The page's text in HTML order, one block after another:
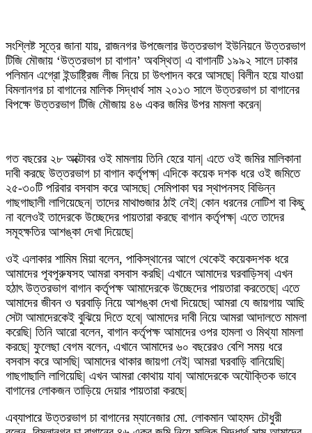
সংশ্লিষ্ট সূত্রে জানা যায়, রাজনগর উপজেলার উত্তরভাগ ইউনিয়নে উত্তরভাগ
টিজি মৌজায় ‘উত্তরভাগ চা বাগান’ অবস্থিত| এ বাগানটি ১৯৯২ সালে ঢাকার
পলিমান এগ্রো ইন্ডাষ্ট্রিজ লীজ নিয়ে চা উৎপাদন করে আসছে| বিলীন হয়ে যাওয়া
বিমলানগর চা বাগানের মালিক সিদ্ধার্থ সাম ২০১৩ সালে উত্তরভাগ চা বাগানের
বিপক্ষে উত্তরভাগ টিজি মৌজায় ৪৬ একর জমির উপর মামলা করেন|
গত বছরের ২৮ অক্টোবর ওই মামলায় তিনি হেরে যান| এতে ওই জমির মালিকানা
দাবী করছে উত্তরভাগ চা বাগান কর্তৃপক্ষ| এদিকে কয়েক দশক ধরে ওই জমিতে
২৫-৩০টি পরিবার বসবাস করে আসছে| সেমিপাকা ঘর স্থাপনসহ বিভিন্ন
গাছগাছালী লাগিয়েছেন| তাদের মাথাগুজার ঠাই নেই| কোন ধরনের নোটিশ বা কিছু
না বলেওই তাদেরকে উচ্ছেদের পায়তারা করছে বাগান কর্তৃপক্ষ| এতে তাদের
সমূহক্ষতির আশঙ্কা দেখা দিয়েছে|
ওই এলাকার শামিম মিয়া বলেন, পাকিস্থানের আগে থেকেই কয়েকদশক ধরে
আমাদের পূবপূরুষসহ আমরা বসবাস করছি| এখানে আমাদের ঘরবাড়িসব| এখন
হঠাৎ উত্তরভাগ বাগান কর্তৃপক্ষ আমাদেরকে উচ্ছেদের পায়তারা করতেছে| এতে
আমাদের জীবন ও ঘরবাড়ি নিয়ে আশঙ্কা দেখা দিয়েছে| আমরা যে জায়গায় আছি
সেটা আমাদেরকেই বুঝিয়ে দিতে হবে| আমাদের দাবী নিয়ে আমরা আদালতে মামলা
করেছি| তিনি আরো বলেন, বাগান কর্তৃপক্ষ আমাদের ওপর হামলা ও মিথ্যা মামলা
করছে| ফুলেছা বেগম বলেন, এখানে আমাদের ৬০ বছরেরও বেশি সময় ধরে
বসবাস করে আসছি| আমাদের থাকার জায়গা নেই| আমরা ঘরবাড়ি বানিয়েছি|
গাছগাছালি লাগিয়েছি| এখন আমরা কোথায় যাব| আমাদেরকে অযৌক্তিক ভাবে
বাগানের লোকজন তাড়িয়ে দেয়ার পায়তারা করছে|
এব্যাপারে উত্তরভাগ চা বাগানের ম্যানেজার মো. লোকমান আহমদ চৌধুরী